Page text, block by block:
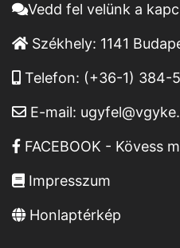
Vedd fel velünk a
Székhely: 1141
Telefon: (+36-1) 384-
E-mail:
FACEBOOK - Kövess
Impresszum
Honlaptérkép